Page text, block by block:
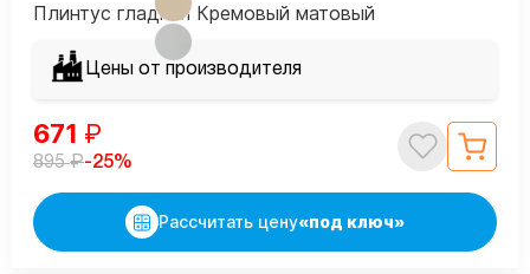
Плинтус гладкий Кремовый матовый
Цены от производителя
671 ₽
895₽-25%
Рассчитать цену«под ключ»